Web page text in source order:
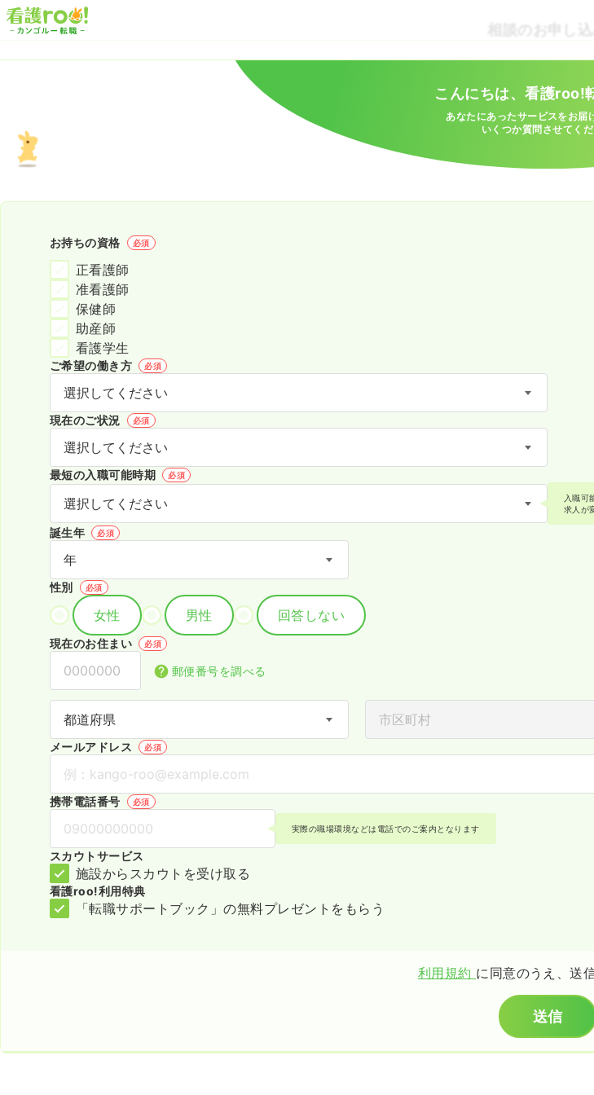
相談のお申し込
こんにちは、看護roo!
あなたにあったサービスをお届
いくつか質問させてく
お持ちの資格 必須
正看護師
准看護師
保健師
助産師
看護学生
ご希望の働き方 必須
現在のご状況 必須
最短の入職可能時期 必須
入職可
求人が
誕生年 必須
性別 必須
女性 男性 回答しない
現在のお住まい 必須
郵便番号を調べる
メールアドレス 必須
携帯電話番号 必須
実際の職場環境などは電話でのご案内となります
スカウトサービス
施設からスカウトを受け取る
看護roo!利用特典
「転職サポートブック」の無料プレゼントをもらう
利用規約 に同意のうえ、送
送信